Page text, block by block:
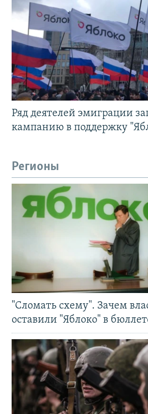
Ряд деятелей эмиграции
кампанию в поддержку
Регионы
"Сломать схему". Зачем
оставили "Яблоко" в